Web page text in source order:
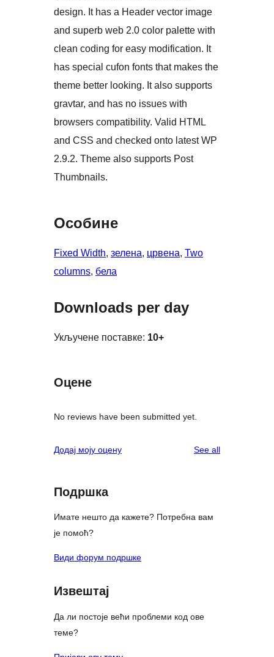
design. It has a Header vector image
and superb web 2.0 color palette with
clean coding for easy modification. It
has special cufon fonts that makes the
theme better looking. It also supports
gravtar, and has no issues with
browsers compatibility. Valid HTML
and CSS and checked onto latest WP
2.9.2. Theme also supports Post
Thumbnails.
Особине
Fixed Width, зелена, црвена, Two
columns, бела
Downloads per day
Укључене поставке: 10+
Оцене
No reviews have been submitted yet.
Додај моју оцену See allreviews
Подршка
Имате нешто да кажете? Потребна вам
је помоћ?
Види форум подршке
Извештај
Да ли постоје већи проблеми код ове
теме?